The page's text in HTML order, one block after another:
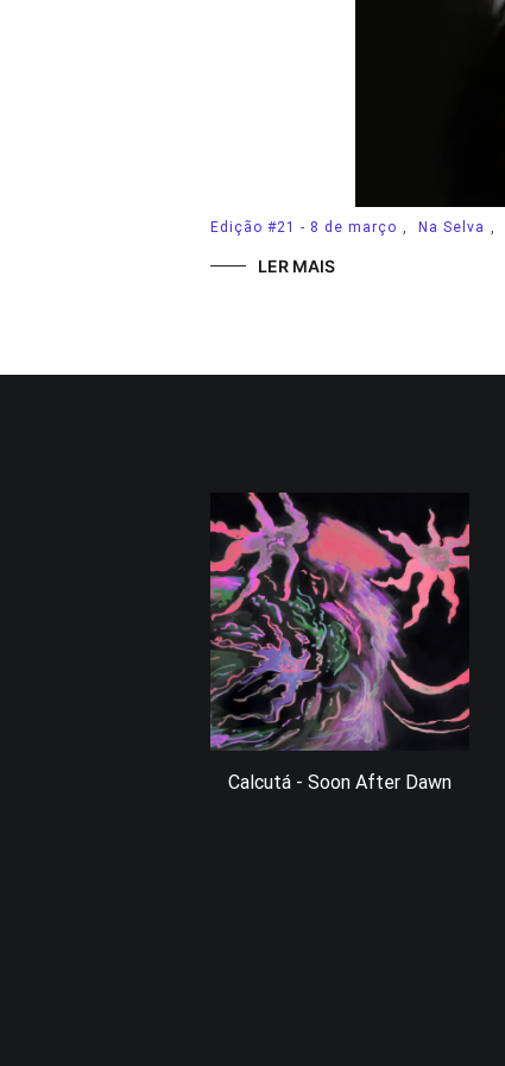
Edição #21 - 8 de março Na Selva
LER MAIS
Calcutá - Soon After Dawn